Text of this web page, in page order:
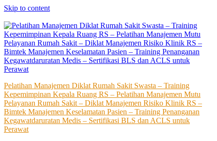
Skip to content
Pelatihan Manajemen Diklat Rumah Sakit Swasta – Training
Kepemimpinan Kepala Ruang RS – Pelatihan Manajemen Mutu
Pelayanan Rumah Sakit – Diklat Manajemen Risiko Klinik RS –
Bimtek Manajemen Keselamatan Pasien – Training Penanganan
Kegawatdaruratan Medis – Sertifikasi BLS dan ACLS untuk
Perawat